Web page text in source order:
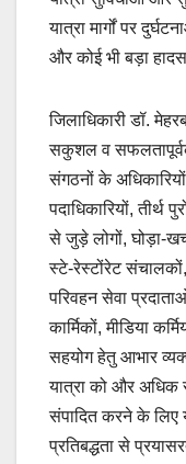
यात्रा मार्गों पर
और कोई भी बड़ा
जिलाधिकारी डॉ.
सकुशल व सफलतापूर्वक
संगठनों के
पदाधिकारियों, तीर्थ
से जुड़े लोगों, घोड़ा-
स्टे-रेस्टोंरेट
परिवहन सेवा
कार्मिकों, मीडिया
सहयोग हेतु आभार
यात्रा को और अधिक
संपादित करने के लिए
प्रतिबद्धता से